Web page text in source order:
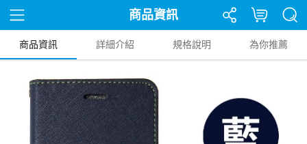
商品資訊
商品資訊 詳細介紹 規格說明 為你推薦